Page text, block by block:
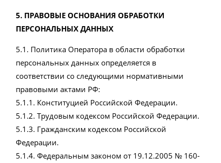
5. ПРАВОВЫЕ ОСНОВАНИЯ ОБРАБОТКИ
ПЕРСОНАЛЬНЫХ ДАННЫХ
5.1. Политика Оператора в области обработки
персональных данных определяется в
соответствии со следующими нормативными
правовыми актами РФ:
5.1.1. Конституцией Российской Федерации.
5.1.2. Трудовым кодексом Российской Федерации.
5.1.3. Гражданским кодексом Российской
Федерации.
5.1.4. Федеральным законом от 19.12.2005 № 160-